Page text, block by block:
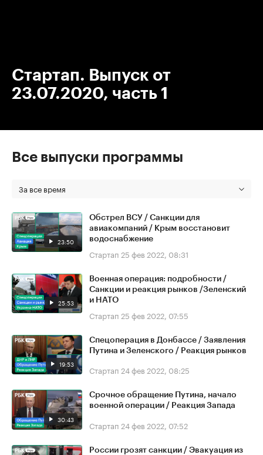
Стартап. Выпуск от
23.07.2020, часть 1
Все выпуски программы
За все время
23:50
Обстрел ВСУ / Санкции для
авиакомпаний / Крым восстановит
водоснабжение
Стартап 25 фев 2022, 08:31
25:53
Военная операция: подробности /
Санкции и реакция рынков /Зеленский
и НАТО
Стартап 25 фев 2022, 07:55
19:53
Спецоперация в Донбассе / Заявления
Путина и Зеленского / Реакция рынков
Стартап 24 фев 2022, 08:25
30:43
Срочное обращение Путина, начало
военной операции / Реакция Запада
Стартап 24 фев 2022, 07:52
России грозят санкции / Эвакуация из